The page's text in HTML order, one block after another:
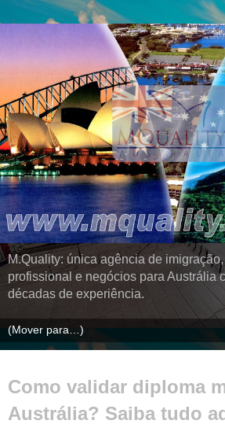
M.Quality: única agência de
profissional e negócios para Austrália
décadas de experiência.
Como validar diploma
Austrália? Saiba tudo